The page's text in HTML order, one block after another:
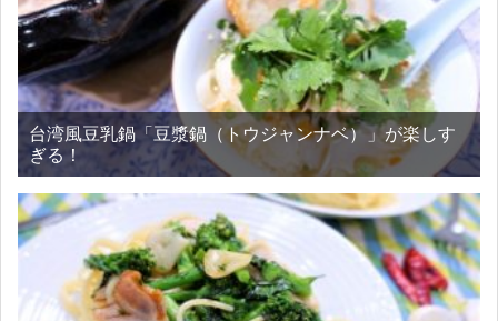
台湾風豆乳鍋「豆漿鍋（トウジャンナベ）」が楽しす
ぎる！